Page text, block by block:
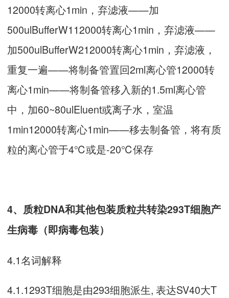
12000转离心1min，弃滤液——加
500ulBufferW112000转离心1min，弃滤液——
加500ulBufferW212000转离心1min，弃滤液，
重复一遍——将制备管置回2ml离心管12000转
离心1min——将制备管移入新的1.5ml离心管
中，加60~80ulEluent或离子水，室温
1min12000转离心1min——移去制备管，将有质
粒的离心管于4℃或是-20℃保存
4、质粒DNA和其他包装质粒共转染293T细胞产
生病毒（即病毒包装）
4.1名词解释
4.1.1293T细胞是由293细胞派生, 表达SV40大T